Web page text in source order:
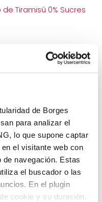
de Borges
para analizar el
lo que supone captar
el visitante web con
de navegación. Estas
el buscador o las
En el plugin
cookie y su duración.
de Tiramisú 0% Sucres